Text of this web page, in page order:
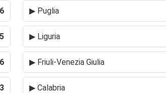
▶ Puglia
▶ Liguria
▶ Friuli-Venezia Giulia
▶ Calabria